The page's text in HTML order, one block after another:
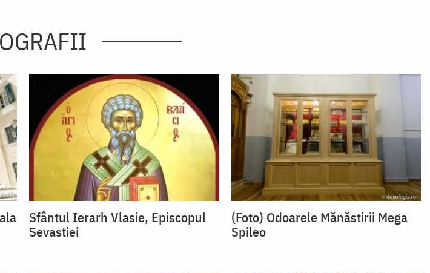
Sfântul Ierarh Vlasie, Episcopul
Sevastiei
(Foto) Odoarele Mănăstirii Mega
Spileo